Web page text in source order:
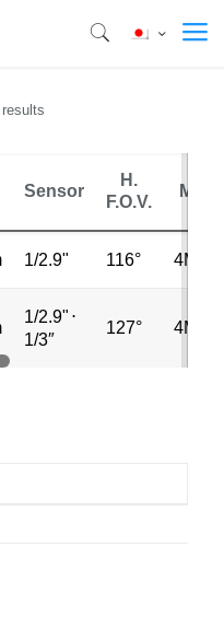
Sensor
H.
F.O.V.
MP
1/2.9" 116° 4MP
1/2.9" ⋅
1/3″
127° 4MP